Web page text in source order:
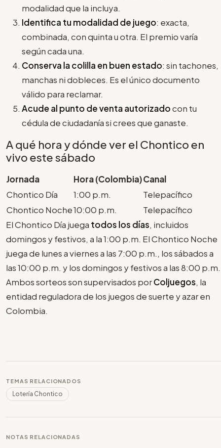
modalidad que la incluya.
Identifica tu modalidad de juego: exacta,
combinada, con quinta u otra. El premio varía
según cada una.
Conserva la colilla en buen estado: sin tachones,
manchas ni dobleces. Es el único documento
válido para reclamar.
Acude al punto de venta autorizadocon tu
cédula de ciudadanía si crees que ganaste.
A qué hora y dónde ver el Chontico en
vivo este sábado
Jornada Hora (Colombia)Canal
Chontico Día
1:00 p.m.
Telepacífico
Chontico Noche10:00 p.m.
Telepacífico
El Chontico Día juega todos los días, incluidos
domingos y festivos, a la 1:00 p.m. El Chontico Noche
juega de lunes a viernes a las 7:00 p.m., los sábados a
las 10:00 p.m. y los domingos y festivos a las 8:00 p.m.
Ambos sorteos son supervisados porColjuegos, la
entidad reguladora de los juegos de suerte y azar en
Colombia.
TEMAS RELACIONADOS
Lotería Chontico
NOTAS RELACIONADAS